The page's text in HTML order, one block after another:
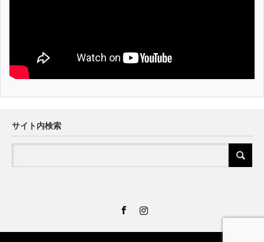
サイト内検索